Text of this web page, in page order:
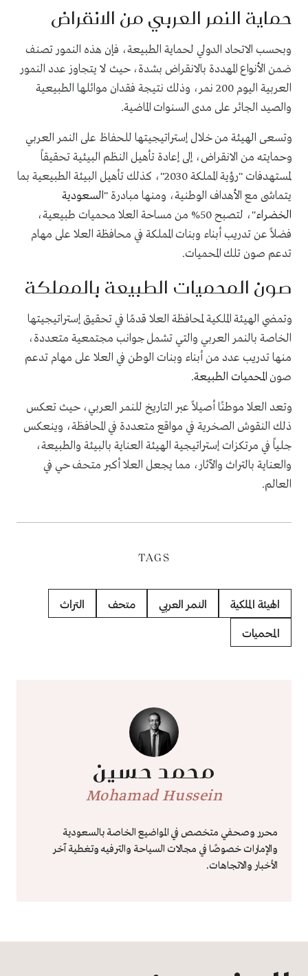
حماية النمر العربي من الانقراض
وبحسب الاتحاد الدولي لحماية الطبيعة، فإن هذه النمور تصنف
ضمن الأنواع المهددة بالانقراض بشدة، حيث لا يتجاوز عدد النمور
العربية اليوم 200 نمر، وذلك نتيجة فقدان موائلها الطبيعية
والصيد الجائر على مدى السنوات الماضية.
وتسعى الهيئة من خلال إستراتيجيتها للحفاظ على النمر العربي
وحمايته من الانقراض، إلى إعادة تأهيل النظم البيئية تحقيقاً
لمستهدفات "رؤية المملكة 2030"، كذلك تأهيل البيئة الطبيعية بما
يتماشى مع الأهداف الوطنية، ومنها مبادرة "السعودية
الخضراء
"، لتصبح 50% من مساحة العلا محميات طبيعية،
فضلاً عن تدريب أبناء وبنات المملكة في محافظة العلا على مهام
تدعم صون تلك المحميات.
صون المحميات الطبيعة بالمملكة
وتمضي الهيئة الملكية لمحافظة العلا قدمًا في تحقيق إستراتيجيتها
الخاصة بالنمر العربي والتي تشمل جوانب مجتمعية متعددة،
منها تدريب عدد من أبناء وبنات الوطن في العلا على مهام تدعم
صون المحميات الطبيعة.
وتعد العلا موطنًا أصيلاً عبر التاريخ للنمر العربي، حيث تعكس
ذلك النقوش الصخرية في مواقع متعددة في المحافظة، وينعكس
جلياً في مرتكزات إستراتيجية الهيئة العناية بالبيئة والطبيعة،
والعناية بالتراث والآثار، مما يجعل العلا أكبر متحف حي في
العالم.
TAGS
الهيئة الملكية النمر العربي متحف التراث
المحميات
محمد حسين
Mohamad Hussein
محرر وصحفي متخصص في المواضيع الخاصة بالسعودية
والإمارات خصوصًا في مجالات السياحة والترفيه وتغطية آخر
الأخبار والاتجاهات.